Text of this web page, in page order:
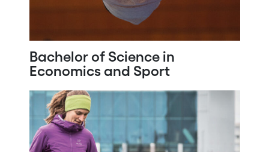
Bachelor of Science in
Economics and Sport